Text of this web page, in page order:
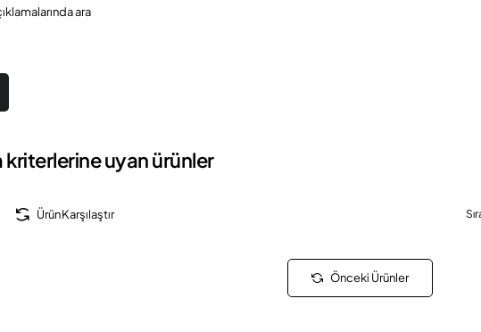
ara
kriterlerine uyan ürünler
Ürün Karşılaştır
Önceki Ürünler